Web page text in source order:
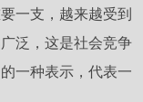
一支，越来越受到
泛，这是社会竞争
一种表示，代表一